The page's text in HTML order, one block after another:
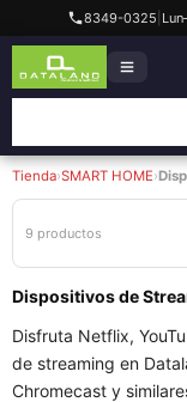
8349-0325
Tienda›SMART HOME›
9 productos
Dispositivos de
Disfruta Netflix,
de streaming en
Chromecast y